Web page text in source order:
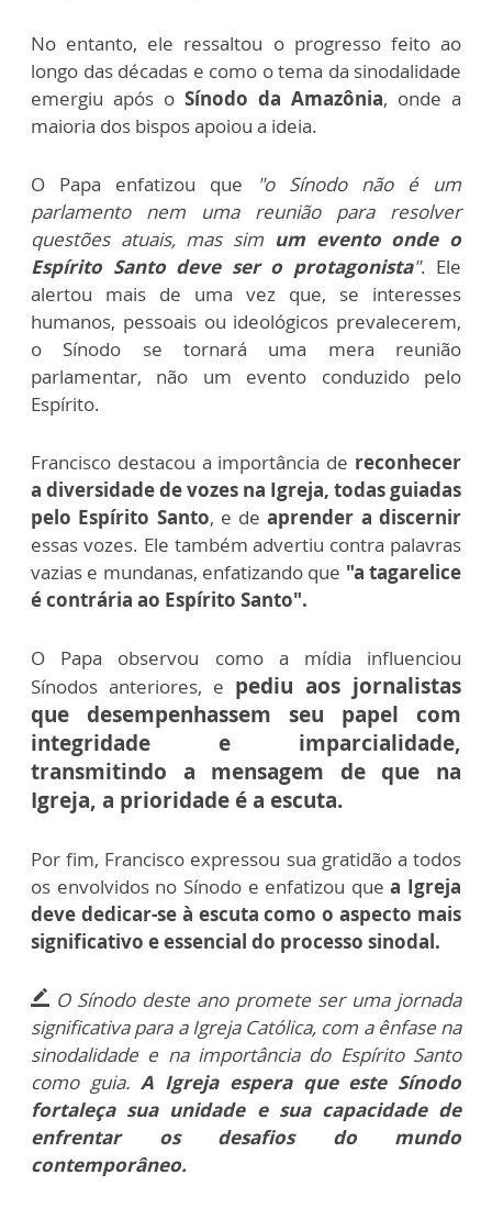
No entanto, ele ressaltou o progresso feito ao
longo das décadas e como o tema da sinodalidade
emergiu após o Sínodo da Amazônia, onde a
maioria dos bispos apoiou a ideia.
O Papa enfatizou que
"o Sínodo não é um
parlamento nem uma reunião para resolver
questões atuais, mas sim um evento onde o
Espírito Santo deve ser o protagonista". Ele
alertou mais de uma vez que, se interesses
humanos, pessoais ou ideológicos prevalecerem,
o Sínodo se tornará uma mera reunião
parlamentar, não um evento conduzido pelo
Espírito.
Francisco destacou a importância de reconhecer
a diversidade de vozes na Igreja, todas guiadas
pelo Espírito Santo, e deaprender a discernir
essas vozes. Ele também advertiu contra palavras
vazias e mundanas, enfatizando que "a tagarelice
é contrária ao Espírito Santo".
O Papa observou como a mídia influenciou
Sínodos anteriores, e pediu aos jornalistas
que desempenhassem seu papel com
integridade e imparcialidade,
transmitindo a mensagem de que na
Igreja, a prioridade é a escuta.
Por fim, Francisco expressou sua gratidão a todos
os envolvidos no Sínodo e enfatizou que a Igreja
deve dedicar-se à escuta como o aspecto mais
significativo e essencial do processo sinodal.
border_color O Sínodo deste ano promete ser uma jornada
significativa para a Igreja Católica, com a ênfase na
sinodalidade e na importância do Espírito Santo
como guia.A Igreja espera que este Sínodo
fortaleça sua unidade e sua capacidade de
enfrentar os desafios do mundo
contemporâneo.